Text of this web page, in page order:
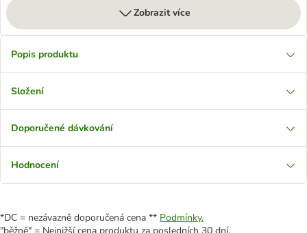
Zobrazit více
Popis produktu
Složení
Doporučené dávkování
Hodnocení
*DC = nezávazně doporučená cena ** Podmínky.